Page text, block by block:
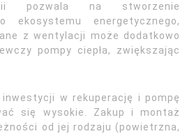
pozwala na stworzenie
ekosystemu energetycznego,
z wentylacji może dodatkowo
pompy ciepła, zwiększając
w rekuperację i pompę
się wysokie. Zakup i montaż
od jej rodzaju (powietrzna,